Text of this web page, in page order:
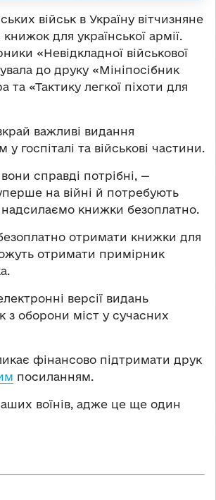
військ в Україну вітчизняне
для української армії.
«Невідкладної військової
до друку «Мініпосібник
«Тактику легкої піхоти для
важливі видання
госпіталі та військові частини.
справді потрібні, —
на війні й потребують
надсилаємо книжки безоплатно.
отримати книжки для
отримати примірник
версії видань
з оборони міст у сучасних
фінансово підтримати друк
посиланням.
воїнів, адже це ще один